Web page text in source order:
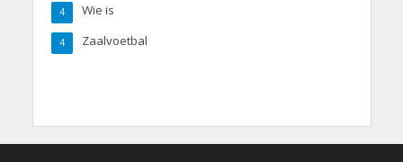
Wie is
4
Zaalvoetbal
4